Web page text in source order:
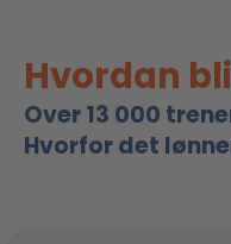
Hvordan
Over 13 000
Hvorfor det